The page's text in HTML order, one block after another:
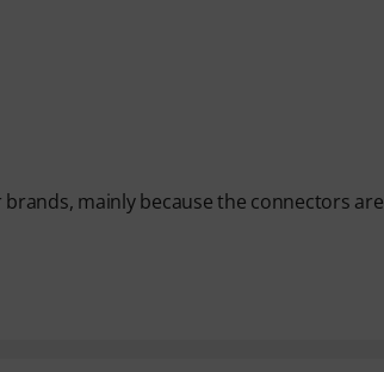
mainly because the connectors are